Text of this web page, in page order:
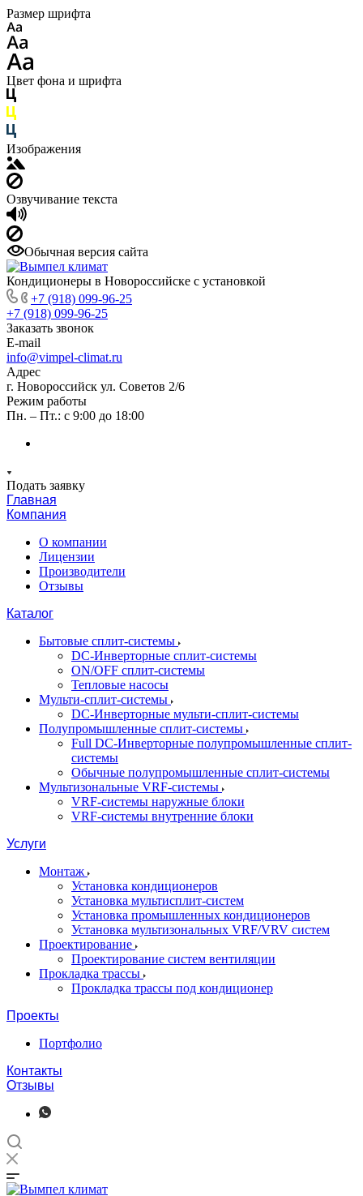
Размер шрифта
Цвет фона и шрифта
Изображения
Озвучивание текста
Обычная версия сайта
Кондиционеры в Новороссийске с установкой
+7 (918) 099-96-25
+7 (918) 099-96-25
Заказать звонок
E-mail
info@vimpel-climat.ru
Адрес
г. Новороссийск ул. Советов 2/6
Режим работы
Пн. – Пт.: с 9:00 до 18:00
Подать заявку
Главная
Компания
О компании
Лицензии
Производители
Отзывы
Каталог
Бытовые сплит-системы
DC-Инверторные сплит-системы
ON/OFF сплит-системы
Тепловые насосы
Мульти-сплит-системы
DC-Инверторные мульти-сплит-системы
Полупромышленные сплит-системы
Full DC-Инверторные полупромышленные сплит-
системы
Обычные полупромышленные сплит-системы
Мультизональные VRF-системы
VRF-системы наружные блоки
VRF-системы внутренние блоки
Услуги
Монтаж
Установка кондиционеров
Установка мультисплит-систем
Установка промышленных кондиционеров
Установка мультизональных VRF/VRV систем
Проектирование
Проектирование систем вентиляции
Прокладка трассы
Прокладка трассы под кондиционер
Проекты
Портфолио
Контакты
Отзывы